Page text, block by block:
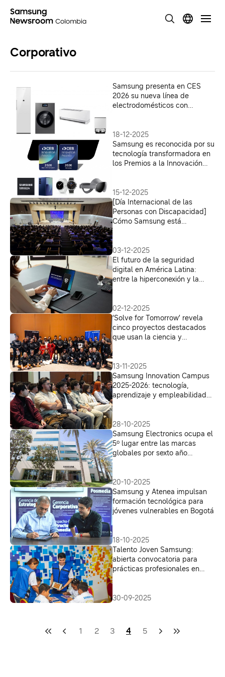
Corporativo
Samsung presenta en CES
2026 su nueva línea de
electrodomésticos con
18-12-2025
Samsung es reconocida por su
tecnología transformadora en
los Premios a la Innovación
15-12-2025
[Día Internacional de las
Personas con Discapacidad]
Cómo Samsung está
03-12-2025
El futuro de la seguridad
digital en América Latina:
entre la hiperconexión y la
02-12-2025
‘Solve for Tomorrow’ revela
cinco proyectos destacados
que usan la ciencia y
regiones de Colombia
13-11-2025
Samsung Innovation Campus
2025-2026: tecnología,
aprendizaje y empleabilidad
28-10-2025
Samsung Electronics ocupa el
5º lugar entre las marcas
globales por sexto año
20-10-2025
Samsung y Atenea impulsan
formación tecnológica para
jóvenes vulnerables en Bogotá
18-10-2025
Talento Joven Samsung:
abierta convocatoria para
prácticas profesionales en
30-09-2025
1 2 3 4 5